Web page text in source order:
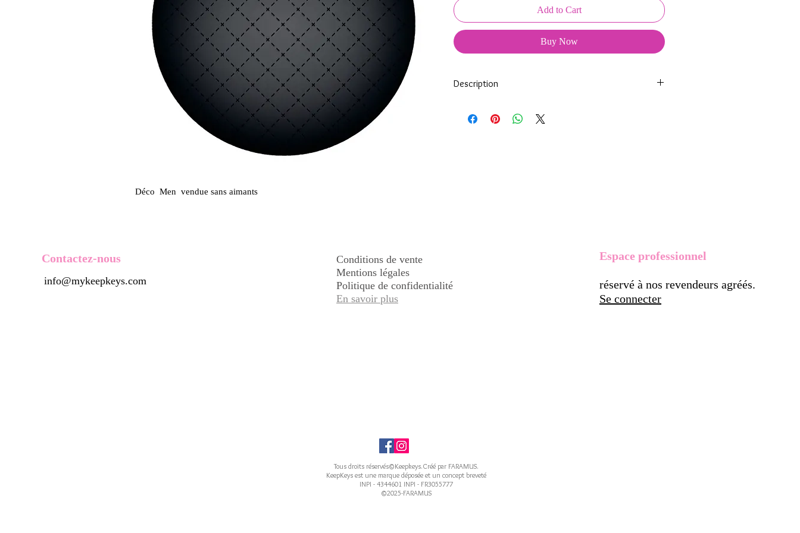
Déco Men vendue sans aimants
Add to Cart
Buy Now
Description
nos soins.
Contactez-nous
info@mykeepkeys.com
Conditions de vente
Mentions légales
Politique de confidentialité
En savoir plus
Espace professionnel
réservé à nos revendeurs agréés.
Se connecter
Tous droits réservés©Keepkeys.Créé par FARAMUS.
KeepKeys est une marque déposée et un concept breveté
INPI - 4344601 INPI - FR3055777
©2025-FARAMUS